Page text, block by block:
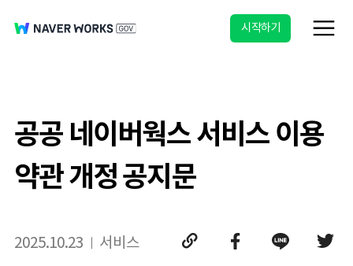
시작하기
공공 네이버웍스 서비스 이용
약관 개정 공지문
2025.10.23 서비스